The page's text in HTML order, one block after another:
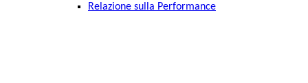
Relazione sulla Performance